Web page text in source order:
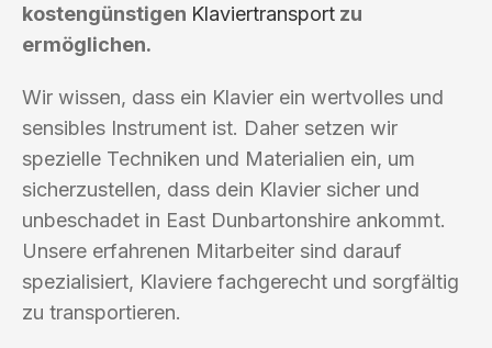
kostengünstigen Klaviertransport zu
ermöglichen.
Wir wissen, dass ein Klavier ein wertvolles und
sensibles Instrument ist. Daher setzen wir
spezielle Techniken und Materialien ein, um
sicherzustellen, dass dein Klavier sicher und
unbeschadet in East Dunbartonshire ankommt.
Unsere erfahrenen Mitarbeiter sind darauf
spezialisiert, Klaviere fachgerecht und sorgfältig
zu transportieren.